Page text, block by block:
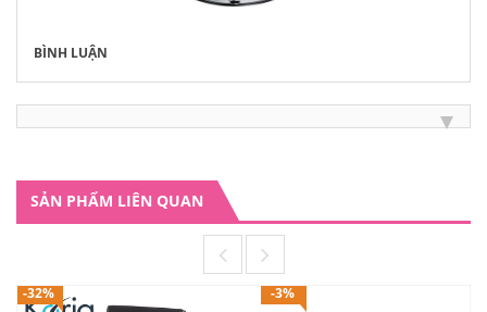
BÌNH LUẬN
SẢN PHẨM LIÊN QUAN
-32% -3%